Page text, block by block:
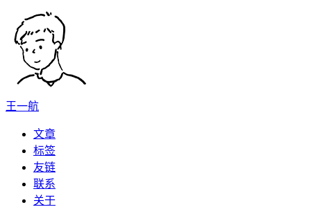
王一航
文章
标签
友链
联系
关于